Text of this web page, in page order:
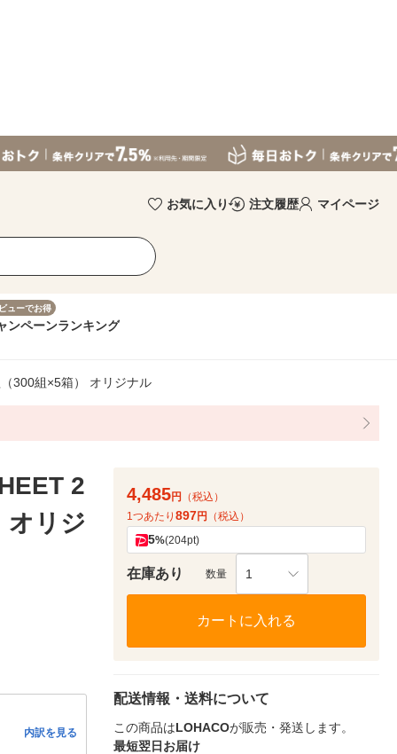
お気に入り 注文履歴 マイページ
ューでお得
ンペーンランキング
300組×5箱） オリジナル
2
オリジ
内訳を見る
4,485円
（税込）
1つあたり 897円 （税込）
5%(204pt)
在庫あり 数量 1
カートに入れる
配送情報・送料について
この商品はLOHACOが販売・発送します。
最短翌日お届け